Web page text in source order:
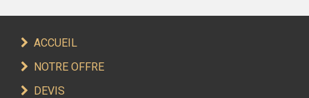
ACCUEIL
NOTRE OFFRE
DEVIS